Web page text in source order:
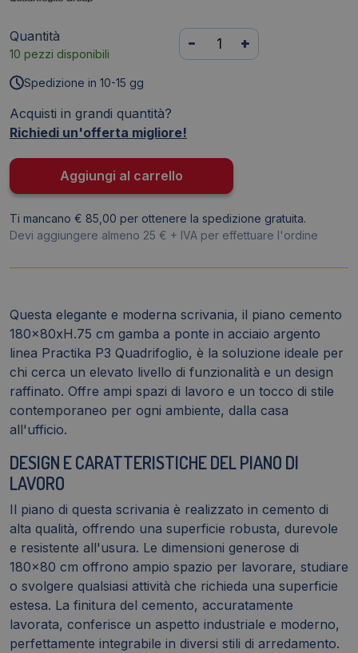
Quantità
10 pezzi disponibili
Scrivania
piano
gamba
ponte
in
Argento
Practika
-
ECSPT180-
CL-
A
quantità
- +
Spedizione in 10-15 gg
Acquisti in grandi quantità?
Richiedi un'offerta migliore!
Aggiungi al carrello
Ti mancano € 85,00 per ottenere la spedizione gratuita.
Devi aggiungere almeno 25 € + IVA per effettuare l'ordine
Questa elegante e moderna scrivania, il piano cemento
180x80xH.75 cm gamba a ponte in acciaio argento
linea Practika P3 Quadrifoglio, è la soluzione ideale per
chi cerca un elevato livello di funzionalità e un design
raffinato. Offre ampi spazi di lavoro e un tocco di stile
contemporaneo per ogni ambiente, dalla casa
all'ufficio.
DESIGN E CARATTERISTICHE DEL PIANO DI
LAVORO
Il piano di questa scrivania è realizzato in cemento di
alta qualità, offrendo una superficie robusta, durevole
e resistente all'usura. Le dimensioni generose di
180x80 cm offrono ampio spazio per lavorare, studiare
o svolgere qualsiasi attività che richieda una superficie
estesa. La finitura del cemento, accuratamente
lavorata, conferisce un aspetto industriale e moderno,
perfettamente integrabile in diversi stili di arredamento.